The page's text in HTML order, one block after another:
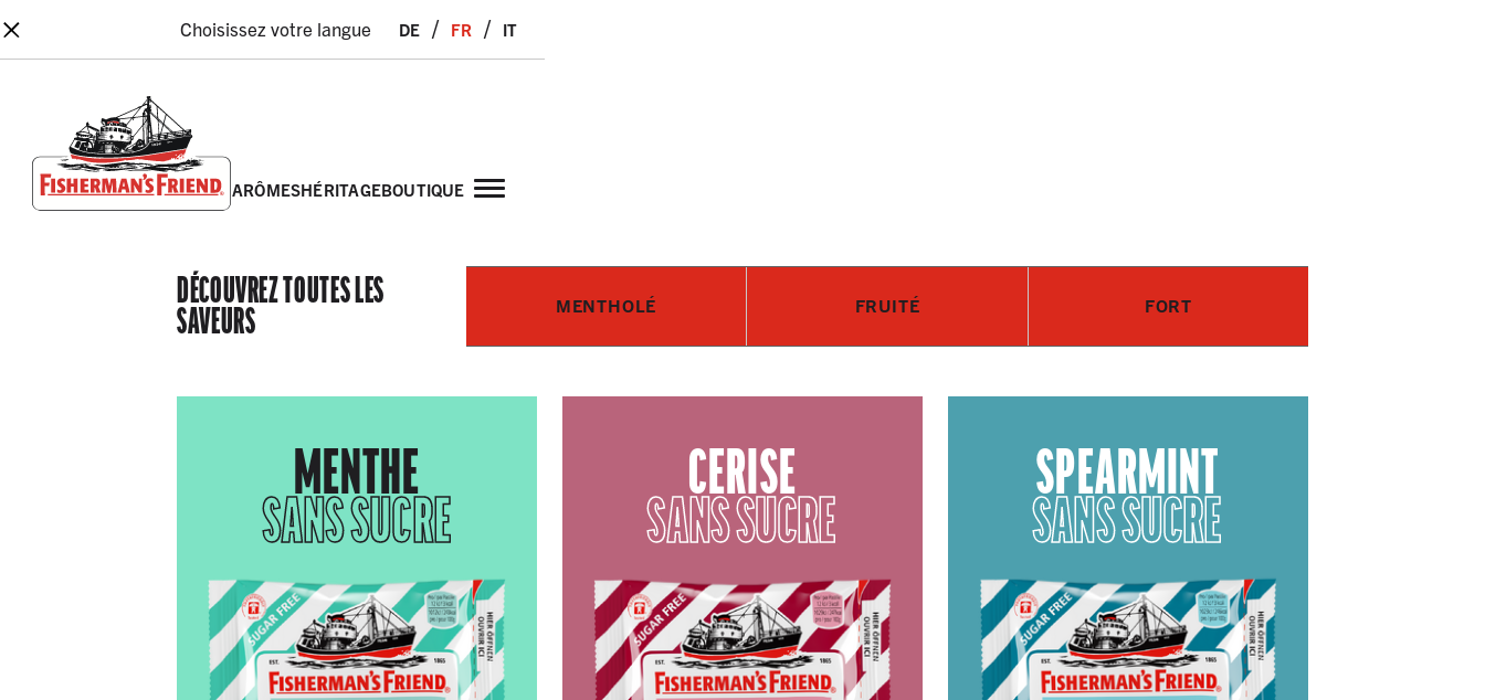
× Choisissez votre langue de fr it
arômeshéritageboutique
DÉCOUVREZ TOUTES LES
SAVEURS
MENTHOLÉ FRUITÉ FORT
MENTHE
SANS SUCRE
CERISE
SANS SUCRE
SPEARMINT
SANS SUCRE